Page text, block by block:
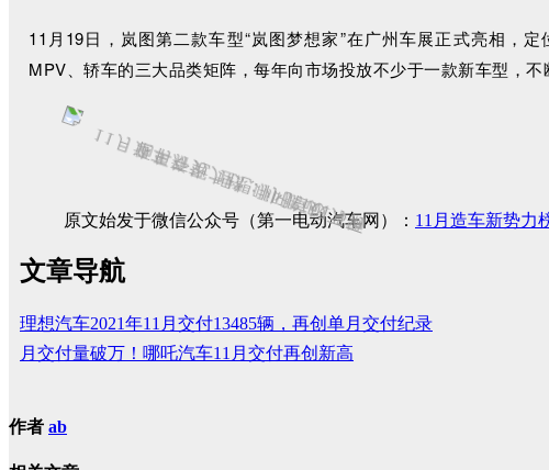
11月19日，岚图第二款车型“岚图梦想家”在广州车展正式亮相，
MPV、轿车的三大品类矩阵，每年向市场投放不少于一款新车型，不
原文始发于微信公众号（第一电动汽车网）： 11月造车新势力
文章导航
理想汽车2021年11月交付13485辆，再创单月交付纪录
月交付量破万！哪吒汽车11月交付再创新高
作者 ab